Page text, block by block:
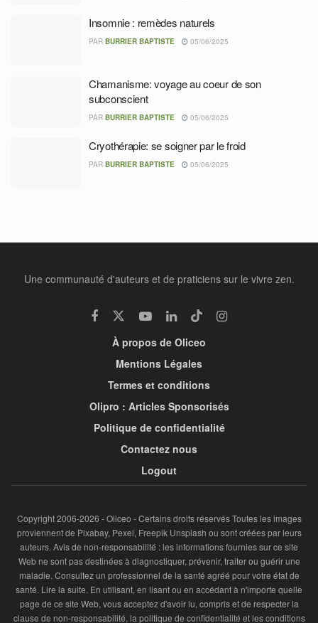
Insomnie : remèdes naturels
PAR BURRIER BAPTISTE 05/06/2025
Chamanisme: voyage au coeur de son
subconscient
PAR BURRIER BAPTISTE 05/06/2025
Cryothérapie: se soigner par le froid
PAR BURRIER BAPTISTE 05/06/2025
Une communauté d'auteurs et de praticiens sur le vivre zen.
À propos de Oliceo
Mentions Légales
Termes et conditions
Olipro : Articles Sponsorisés
Politique de confidentialité
Contactez nous
Logout
Copyright 2006-2026 - Oliceo - Certains droits réservés Toutes les images
proviennent de Pixabay, Pexel, Freepik Unsplash ou sont créées par leurs
auteurs. Avis de non-responsabilité : les informations fournies sur ce site
Web ne sont pas destinées à diagnostiquer, prévenir, traiter ou guérir une
maladie. Consultez un professionnel de la santé agréé pour votre état de
santé. Lire la suite. En utilisant, en lisant ou en accédant à n'importe quelle
page de ce site Web, vous acceptez d'avoir lu, compris et de respecter la
clause de non-responsabilité, la politique de confidentialité et les conditions